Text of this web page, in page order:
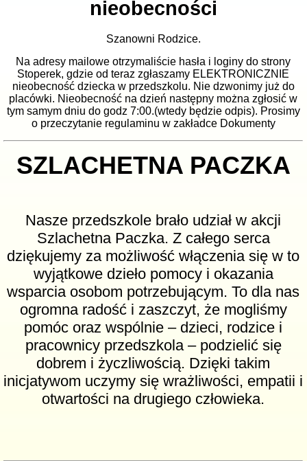
nieobecności
Szanowni Rodzice.
Na adresy mailowe otrzymaliście hasła i loginy do strony
Stoperek, gdzie od teraz zgłaszamy ELEKTRONICZNIE
nieobecność dziecka w przedszkolu. Nie dzwonimy już do
placówki. Nieobecność na dzień następny można zgłosić w
tym samym dniu do godz 7:00.(wtedy będzie odpis). Prosimy
o przeczytanie regulaminu w zakładce Dokumenty
SZLACHETNA PACZKA
Nasze przedszkole brało udział w akcji
Szlachetna Paczka. Z całego serca
dziękujemy za możliwość włączenia się w to
wyjątkowe dzieło pomocy i okazania
wsparcia osobom potrzebującym. To dla nas
ogromna radość i zaszczyt, że mogliśmy
pomóc oraz wspólnie – dzieci, rodzice i
pracownicy przedszkola – podzielić się
dobrem i życzliwością. Dzięki takim
inicjatywom uczymy się wrażliwości, empatii i
otwartości na drugiego człowieka.